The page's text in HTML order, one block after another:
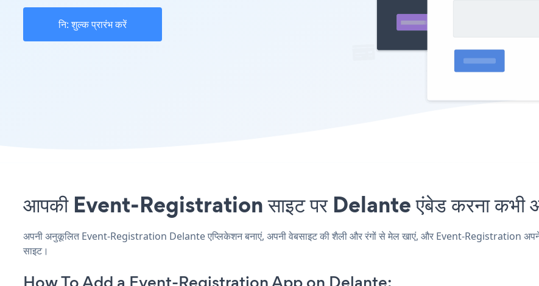
नि: शुल्क प्रारंभ करें
आपकी Event-Registration साइट पर Delante एंबेड करना कभी
अपनी अनुकूलित Event-Registration Delante एप्लिकेशन बनाएं, अपनी वेबसाइट की शैली और रंगों से मेल खाएं, और Event-Registration अपने
साइट।